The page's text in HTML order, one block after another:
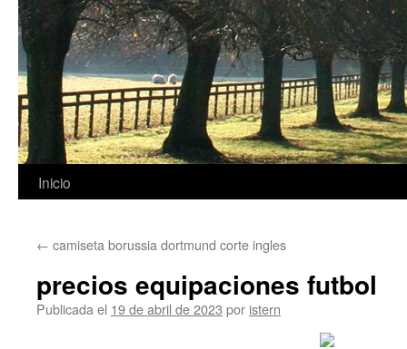
Saltar
contenido
Inicio
← camiseta borussia dortmund corte ingles
precios equipaciones futbol
Publicada el 19 de abril de 2023 por istern